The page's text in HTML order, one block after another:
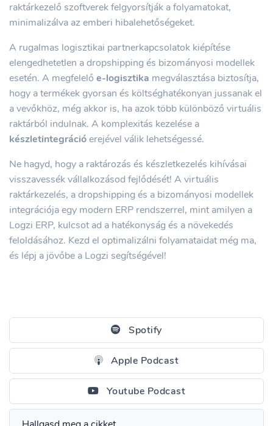
raktárkezelő szoftverek felgyorsítják a folyamatokat,
minimalizálva az emberi hibalehetőségeket.
A rugalmas logisztikai partnerkapcsolatok kiépítése
elengedhetetlen a dropshipping és bizományosi modellek
esetén. A megfelelő e-logisztika megválasztása biztosítja,
hogy a termékek gyorsan és költséghatékonyan jussanak el
a vevőkhöz, még akkor is, ha azok több különböző virtuális
raktárból indulnak. A komplexitás kezelése a
készletintegrációerejével válik lehetségessé.
Ne hagyd, hogy a raktározás és készletkezelés kihívásai
visszavessék vállalkozásod fejlődését! A virtuális
raktárkezelés, a dropshipping és a bizományosi modellek
integrációja egy modern ERP rendszerrel, mint amilyen a
Logzi ERP, kulcsot ad a hatékonyság és a növekedés
feloldásához. Kezd el optimalizálni folyamataidat még ma,
és lépj a jövőbe a Logzi segítségével!
Spotify
Apple Podcast
Youtube Podcast